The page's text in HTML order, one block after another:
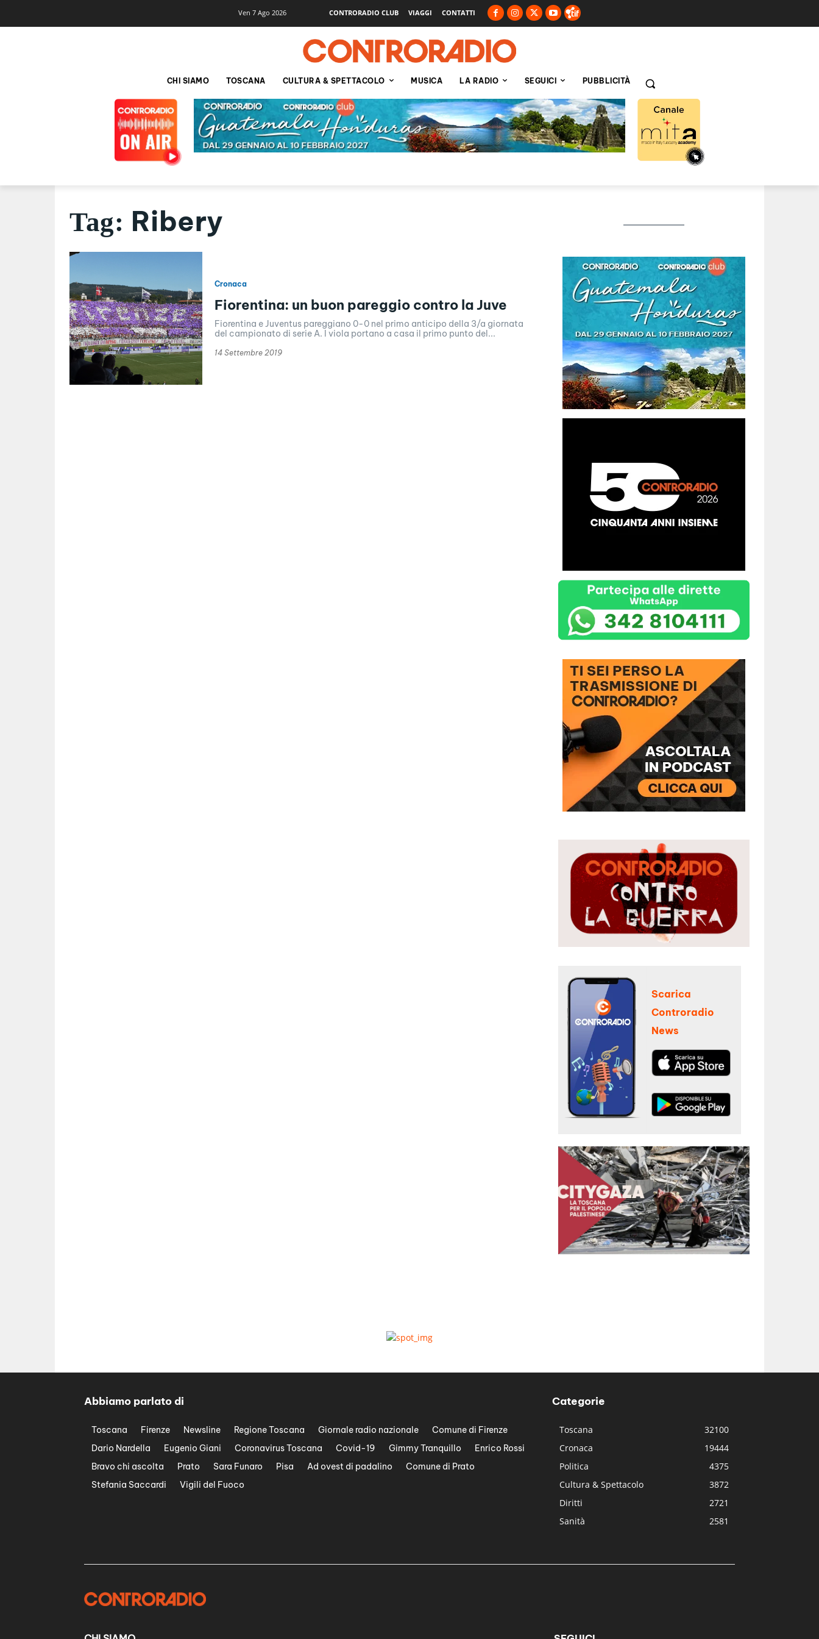
Ven 7 Ago 2026 CONTRORADIO CLUB VIAGGI CONTATTI
CHI SIAMO TOSCANA CULTURA & SPETTACOLO MUSICA LA RADIO SEGUICI PUBBLICITÀ
Tag: Ribery
Cronaca
Fiorentina: un buon pareggio contro la Juve
Fiorentina e Juventus pareggiano 0-0 nel primo anticipo della 3/a giornata
del campionato di serie A. I viola portano a casa il primo punto del...
14 Settembre 2019
Scarica
Controradio
News
Abbiamo parlato di
Toscana Firenze Newsline Regione Toscana Giornale radio nazionale
Comune di Firenze
Dario Nardella
Eugenio Giani Coronavirus Toscana Covid-19 Gimmy Tranquillo
Enrico Rossi
Bravo chi ascolta
Prato Sara Funaro Pisa Ad ovest di padalino
Comune di Prato
Stefania Saccardi
Vigili del Fuoco
Categorie
Toscana
32100
Cronaca
19444
Politica
4375
Cultura & Spettacolo
3872
Diritti
2721
Sanità
2581